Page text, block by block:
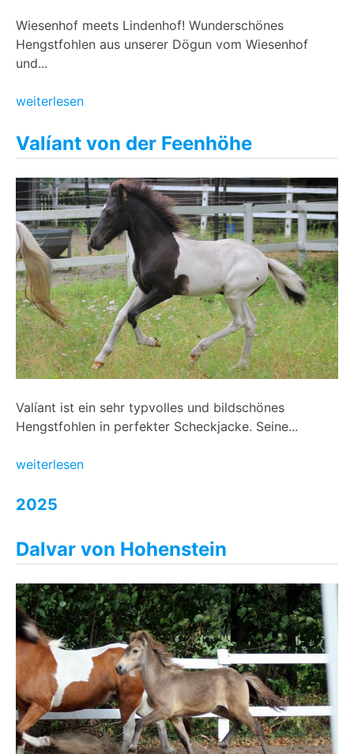
Wiesenhof meets Lindenhof! Wunderschönes
Hengstfohlen aus unserer Dögun vom Wiesenhof
und...
weiterlesen
Valíant von der Feenhöhe
Valíant ist ein sehr typvolles und bildschönes
Hengstfohlen in perfekter Scheckjacke. Seine...
weiterlesen
2025
Dalvar von Hohenstein